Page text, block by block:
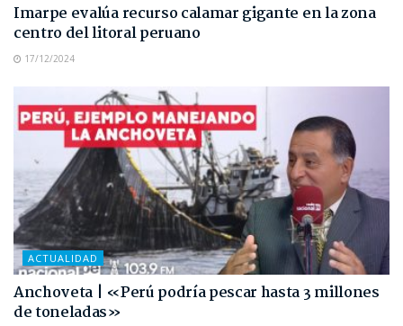
Imarpe evalúa recurso calamar gigante en la zona
centro del litoral peruano
17/12/2024
ACTUALIDAD
Anchoveta | «Perú podría pescar hasta 3 millones
de toneladas»